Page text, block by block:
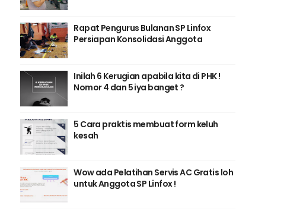
Rapat Pengurus Bulanan SP Linfox
Persiapan Konsolidasi Anggota
Inilah 6 Kerugian apabila kita di PHK !
Nomor 4 dan 5 iya banget ?
5 Cara praktis membuat form keluh
kesah
Wow ada Pelatihan Servis AC Gratis loh
untuk Anggota SP Linfox !